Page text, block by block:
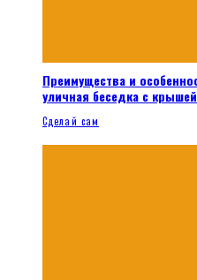
Преимущества и
уличная беседка с
Сделай сам